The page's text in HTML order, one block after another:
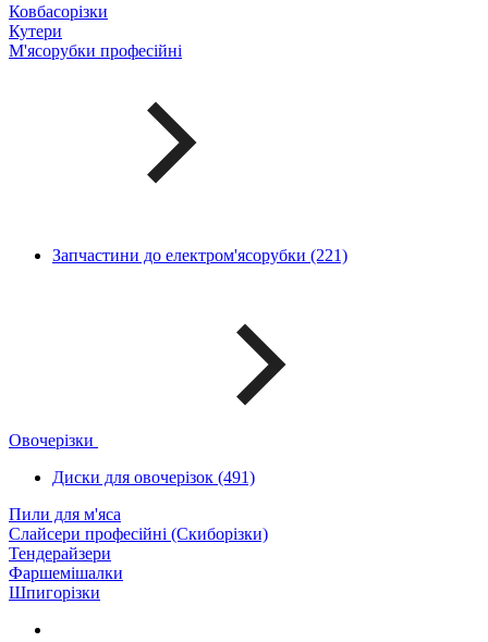
Ковбасорізки
Кутери
М'ясорубки професійні
Запчастини до електром'ясорубки (221)
Овочерізки
Диски для овочерізок (491)
Пили для м'яса
Слайсери професійні (Скиборізки)
Тендерайзери
Фаршемішалки
Шпигорізки